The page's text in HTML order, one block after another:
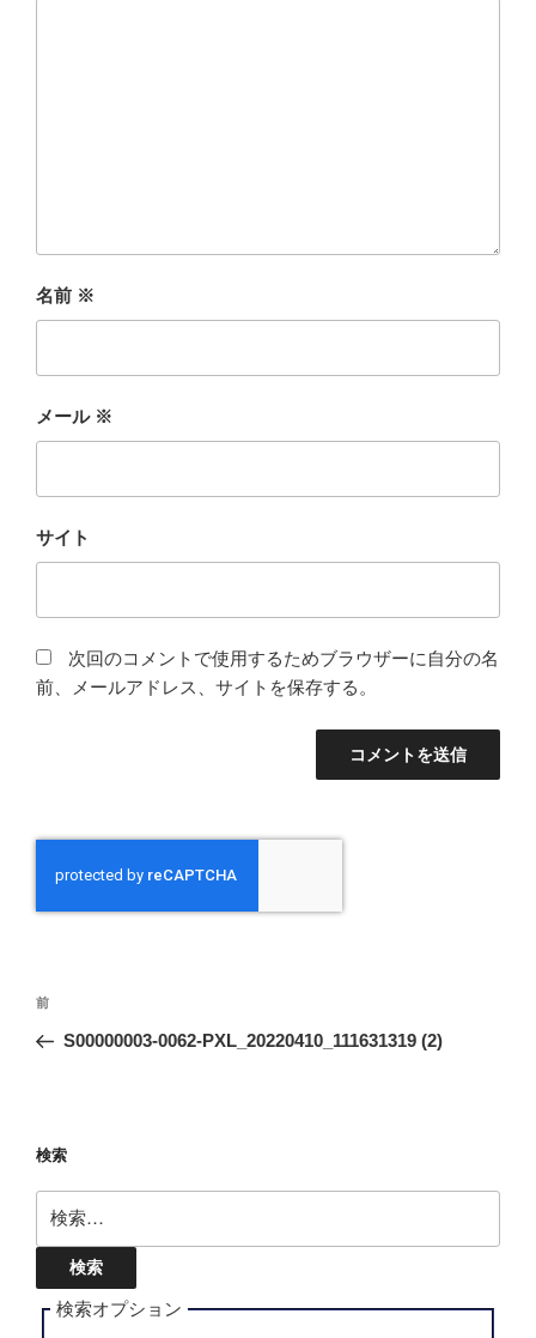
名前 ※
メール ※
サイト
次回のコメントで使用するためブラウザーに自分の名
前、メールアドレス、サイトを保存する。
投
ナ
ー
シ
ョ
ン
前
の
前
S00000003-0062-PXL_20220410_111631319 (2)
検索
索:
検索オプション